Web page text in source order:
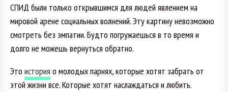
СПИД были только открывшимся для людей явлением на
мировой арене социальных волнений. Эту картину невозможно
смотреть без эмпатии. Будто погружаешься в то время и
долго не можешь вернуться обратно.
Это история о молодых парнях, которые хотят забрать от
этой жизни все. Которые хотят наслаждаться и любить.